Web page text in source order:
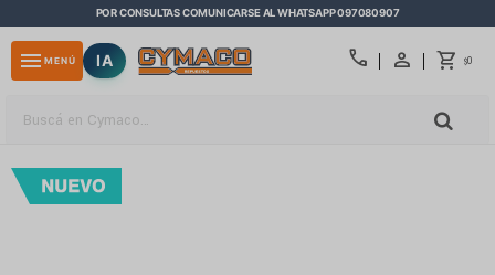
POR CONSULTAS COMUNICARSE AL WHATSAPP 097080907
call $0
menu MENÚ IA
close